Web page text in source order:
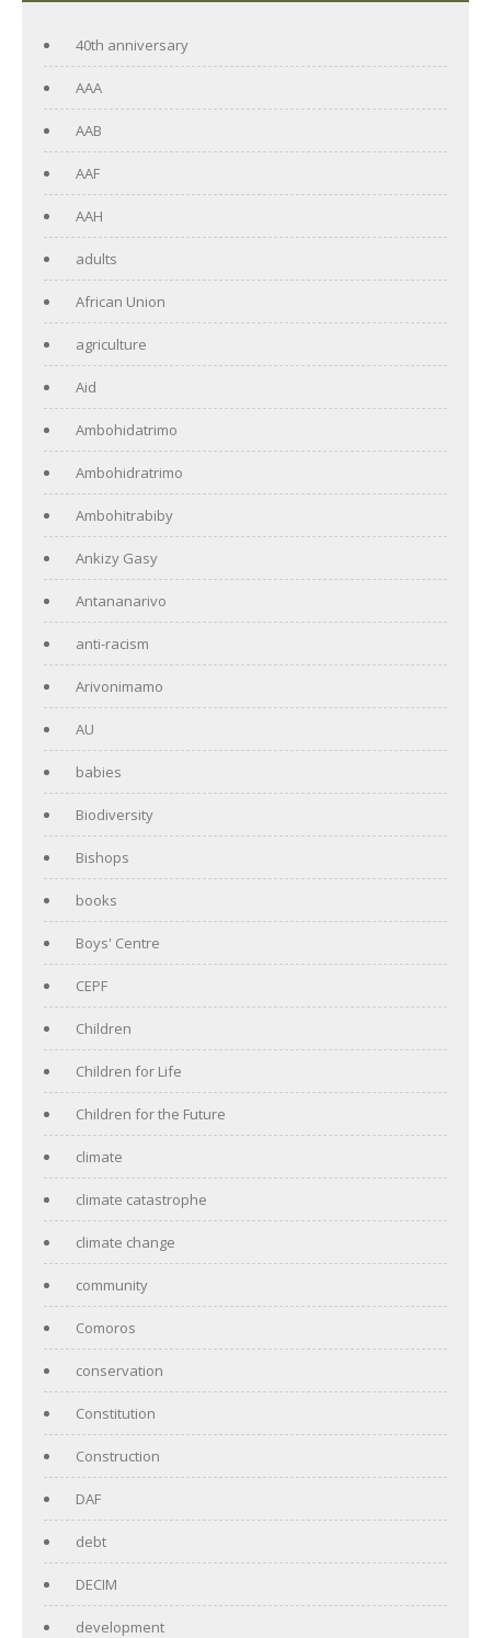
40th anniversary
AAA
AAB
AAF
AAH
adults
African Union
agriculture
Aid
Ambohidatrimo
Ambohidratrimo
Ambohitrabiby
Ankizy Gasy
Antananarivo
anti-racism
Arivonimamo
AU
babies
Biodiversity
Bishops
books
Boys' Centre
CEPF
Children
Children for Life
Children for the Future
climate
climate catastrophe
climate change
community
Comoros
conservation
Constitution
Construction
DAF
debt
DECIM
development